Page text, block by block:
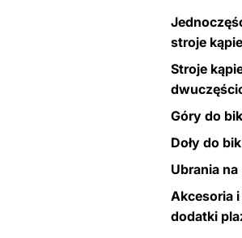
stroje
Stroje
Góry do
Doły do
Ubrania na
Akcesoria i
dodatki